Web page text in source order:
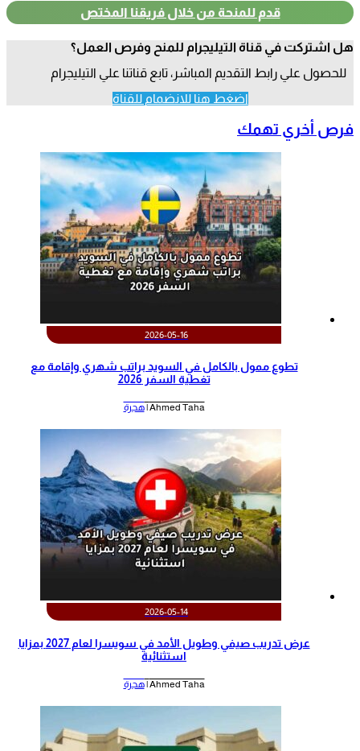
قدم للمنحة من خلال فريقنا المختص
هل اشتركت في قناة التيليجرام للمنح وفرص العمل؟
للحصول علي رابط التقديم المباشر، تابع قناتنا علي التيليجرام
اضغط هنا للانضمام للقناة
فرص أخري تهمك
2026-05-16
تطوع ممول بالكامل في السويد براتب شهري وإقامة مع
تغطية السفر 2026
Ahmed Taha | هجرة
2026-05-14
عرض تدريب صيفي وطويل الأمد في سويسرا لعام 2027 بمزايا
استثنائية
Ahmed Taha | هجرة